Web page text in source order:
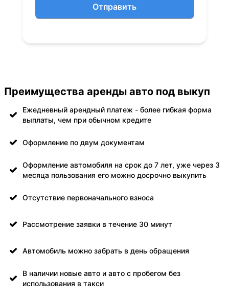
Отправить
Преимущества аренды авто под выкуп
Ежедневный арендный платеж - более гибкая форма
выплаты, чем при обычном кредите
Оформление по двум документам
Оформление автомобиля на срок до 7 лет, уже через 3
месяца пользования его можно досрочно выкупить
Отсутствие первоначального взноса
Рассмотрение заявки в течение 30 минут
Автомобиль можно забрать в день обращения
В наличии новые авто и авто с пробегом без
использования в такси